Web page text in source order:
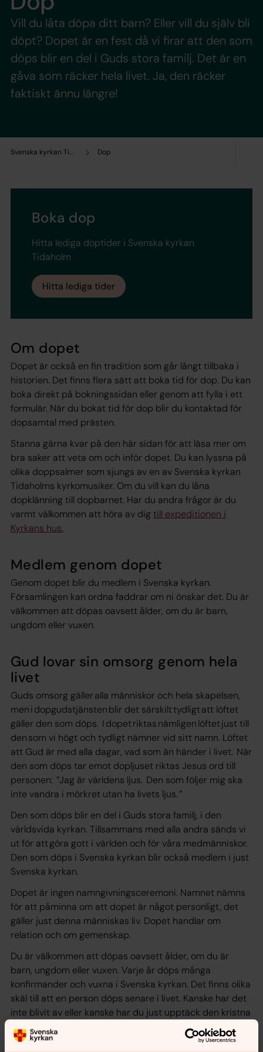
Svenska kyrkan Tidaholm Dop
Vill du låta döpa ditt barn? Eller vill du själv bli
döpt? Dopet är en fest då vi firar att den som
döps blir en del i Guds stora familj. Det är en
gåva som räcker hela livet. Ja, den räcker
faktiskt ännu längre!
Boka dop
Hitta lediga doptider i Svenska kyrkan
Tidaholm
Hitta lediga tider
Om dopet
Dopet är också en fin tradition som går långt tillbaka i
historien. Det finns flera sätt att boka tid för dop. Du kan
boka direkt på bokningssidan eller genom att fylla i ett
formulär. När du bokat tid för dop blir du kontaktad för
dopsamtal med prästen.
Stanna gärna kvar på den här sidan för att läsa mer om
bra saker att veta om och inför dopet. Du kan lyssna på
olika doppsalmer som sjungs av en av Svenska kyrkan
Tidaholms kyrkomusiker. Om du vill kan du låna
dopklänning till dopbarnet. Har du andra frågor är du
varmt välkommen att höra av dig till expeditionen i
Kyrkans hus.
Medlem genom dopet
Genom dopet blir du medlem i Svenska kyrkan.
Församlingen kan ordna faddrar om ni önskar det. Du är
välkommen att döpas oavsett ålder, om du är barn,
ungdom eller vuxen.
Gud lovar sin omsorg genom hela
livet
Guds omsorg gäller alla människor och hela skapelsen,
men i dopgudstjänsten blir det särskilt tydligt att löftet
gäller den som döps. I dopet riktas nämligen löftet just till
den som vi högt och tydligt nämner vid sitt namn. Löftet
att Gud är med alla dagar, vad som än händer i livet. När
den som döps tar emot dopljuset riktas Jesus ord till
personen: ”Jag är världens ljus. Den som följer mig ska
inte vandra i mörkret utan ha livets ljus. ”
Den som döps blir en del i Guds stora familj, i den
världsvida kyrkan. Tillsammans med alla andra sänds vi
ut för att göra gott i världen och för våra medmänniskor.
Den som döps i Svenska kyrkan blir också medlem i just
Svenska kyrkan.
Dopet är ingen namngivningsceremoni. Namnet nämns
för att påminna om att dopet är något personligt, det
gäller just denna människas liv. Dopet handlar om
relation och om gemenskap.
Du är välkommen att döpas oavsett ålder, om du är
barn, ungdom eller vuxen. Varje år döps många
konfirmander och vuxna i Svenska kyrkan. Det finns olika
skäl till att en person döps senare i livet. Kanske har det
inte blivit av eller kanske har du just upptäck den kristna
tron.